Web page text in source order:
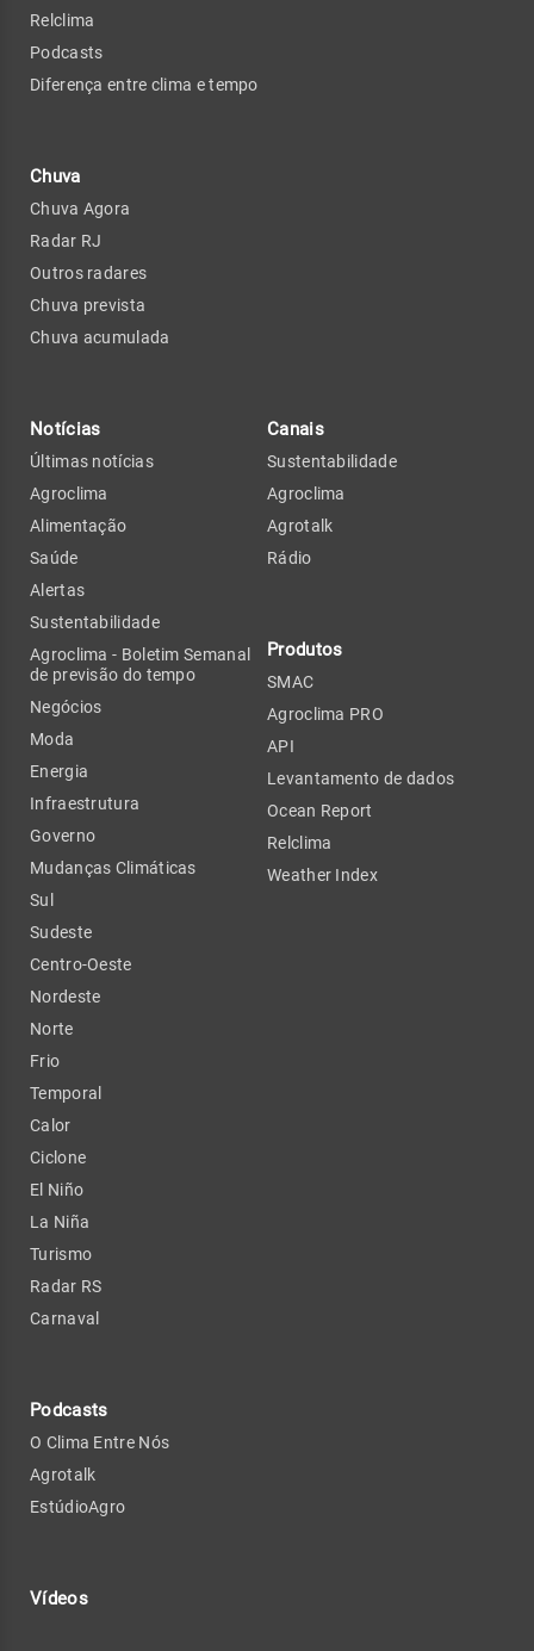
Relclima
Podcasts
Diferença entre clima e tempo
Chuva
Chuva Agora
Radar RJ
Outros radares
Chuva prevista
Chuva acumulada
Notícias
Últimas notícias
Agroclima
Alimentação
Saúde
Alertas
Sustentabilidade
Agroclima - Boletim Semanal
de previsão do tempo
Negócios
Moda
Energia
Infraestrutura
Governo
Mudanças Climáticas
Sul
Sudeste
Centro-Oeste
Nordeste
Norte
Frio
Temporal
Calor
Ciclone
El Niño
La Niña
Turismo
Radar RS
Carnaval
Podcasts
O Clima Entre Nós
Agrotalk
EstúdioAgro
Vídeos
Canais
Sustentabilidade
Agroclima
Agrotalk
Rádio
Produtos
SMAC
Agroclima PRO
API
Levantamento de dados
Ocean Report
Relclima
Weather Index